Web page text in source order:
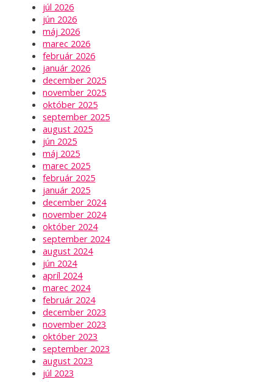
júl 2026
jún 2026
máj 2026
marec 2026
február 2026
január 2026
december 2025
november 2025
október 2025
september 2025
august 2025
jún 2025
máj 2025
marec 2025
február 2025
január 2025
december 2024
november 2024
október 2024
september 2024
august 2024
jún 2024
apríl 2024
marec 2024
február 2024
december 2023
november 2023
október 2023
september 2023
august 2023
júl 2023